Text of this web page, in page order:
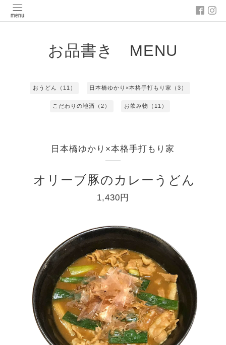
お品書き MENU
おうどん（11） 日本橋ゆかり×本格手打もり家（3）
こだわりの地酒（2） お飲み物（11）
日本橋ゆかり×本格手打もり家
オリーブ豚のカレーうどん
1,430円